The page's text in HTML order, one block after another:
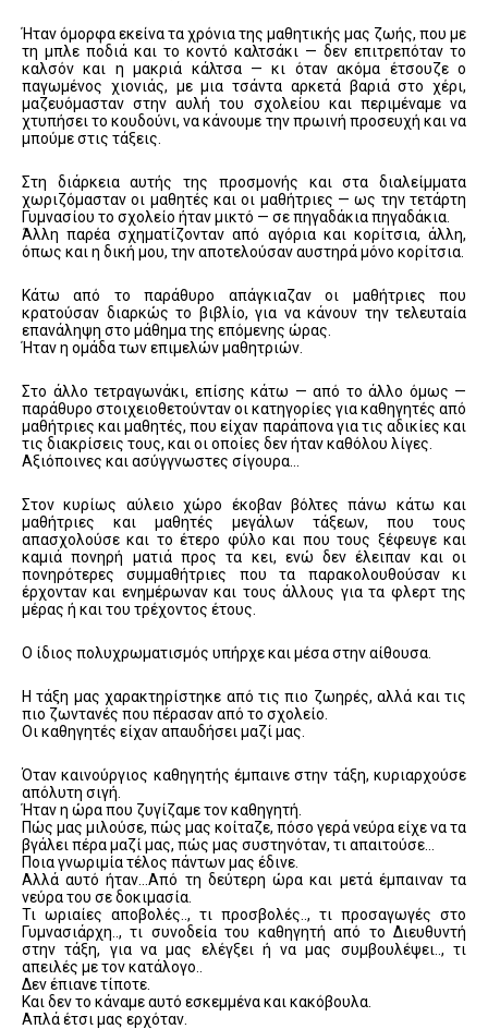
Ήταν όμορφα εκείνα τα χρόνια της μαθητικής μας ζωής, που με
τη μπλε ποδιά και το κοντό καλτσάκι — δεν επιτρεπόταν το
καλσόν και η μακριά κάλτσα — κι όταν ακόμα έτσουζε ο
παγωμένος χιονιάς, με μια τσάντα αρκετά βαριά στο χέρι,
μαζευόμασταν στην αυλή του σχολείου και περιμέναμε να
χτυπήσει το κουδούνι, να κάνουμε την πρωινή προσευχή και να
μπούμε στις τάξεις.
Στη διάρκεια αυτής της προσμονής και στα διαλείμματα
χωριζόμασταν οι μαθητές και οι μαθήτριες — ως την τετάρτη
Γυμνασίου το σχολείο ήταν μικτό — σε πηγαδάκια πηγαδάκια.
Άλλη παρέα σχηματίζονταν από αγόρια και κορίτσια, άλλη,
όπως και η δική μου, την αποτελούσαν αυστηρά μόνο κορίτσια.
Κάτω από το παράθυρο απάγκιαζαν οι μαθήτριες που
κρατούσαν διαρκώς το βιβλίο, για να κάνουν την τελευταία
επανάληψη στο μάθημα της επόμενης ώρας.
Ήταν η ομάδα των επιμελών μαθητριών.
Στο άλλο τετραγωνάκι, επίσης κάτω — από το άλλο όμως —
παράθυρο στοιχειοθετούνταν οι κατηγορίες για καθηγητές από
μαθήτριες και μαθητές, που είχαν παράπονα για τις αδικίες και
τις διακρίσεις τους, και οι οποίες δεν ήταν καθόλου λίγες.
Αξιόποινες και ασύγγνωστες σίγουρα…
Στον κυρίως αύλειο χώρο έκοβαν βόλτες πάνω κάτω και
μαθήτριες και μαθητές μεγάλων τάξεων, που τους
απασχολούσε και το έτερο φύλο και που τους ξέφευγε και
καμιά πονηρή ματιά προς τα κει, ενώ δεν έλειπαν και οι
πονηρότερες συμμαθήτριες που τα παρακολουθούσαν κι
έρχονταν και ενημέρωναν και τους άλλους για τα φλερτ της
μέρας ή και του τρέχοντος έτους.
Ο ίδιος πολυχρωματισμός υπήρχε και μέσα στην αίθουσα.
Η τάξη μας χαρακτηρίστηκε από τις πιο ζωηρές, αλλά και τις
πιο ζωντανές που πέρασαν από το σχολείο.
Οι καθηγητές είχαν απαυδήσει μαζί μας.
Όταν καινούργιος καθηγητής έμπαινε στην τάξη, κυριαρχούσε
απόλυτη σιγή.
Ήταν η ώρα που ζυγίζαμε τον καθηγητή.
Πώς μας μιλούσε, πώς μας κοίταζε, πόσο γερά νεύρα είχε να τα
βγάλει πέρα μαζί μας, πώς μας συστηνόταν, τι απαιτούσε…
Ποια γνωριμία τέλος πάντων μας έδινε.
Αλλά αυτό ήταν…Από τη δεύτερη ώρα και μετά έμπαιναν τα
νεύρα του σε δοκιμασία.
Τι ωριαίες αποβολές.., τι προσβολές.., τι προσαγωγές στο
Γυμνασιάρχη.., τι συνοδεία του καθηγητή από το Διευθυντή
στην τάξη, για να μας ελέγξει ή να μας συμβουλέψει.., τι
απειλές με τον κατάλογο..
Δεν έπιανε τίποτε.
Και δεν το κάναμε αυτό εσκεμμένα και κακόβουλα.
Απλά έτσι μας ερχόταν.